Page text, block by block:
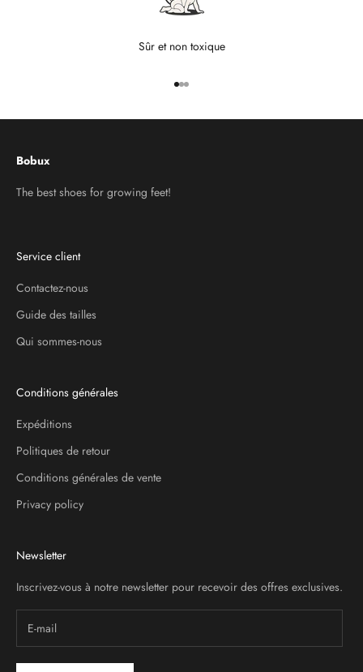
Sûr et non toxique
Aller à l'élément 1
Aller à l'élément 2
Aller à l'élément 3
Bobux
The best shoes for growing feet!
Service client
Contactez-nous
Guide des tailles
Qui sommes-nous
Conditions générales
Expéditions
Politiques de retour
Conditions générales de vente
Privacy policy
Newsletter
Inscrivez-vous à notre newsletter pour recevoir des offres exclusives.